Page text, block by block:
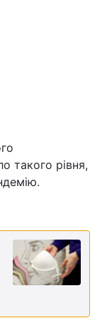
такого рівня,